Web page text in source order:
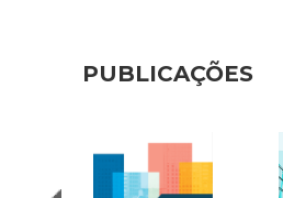
PUBLICAÇÕES